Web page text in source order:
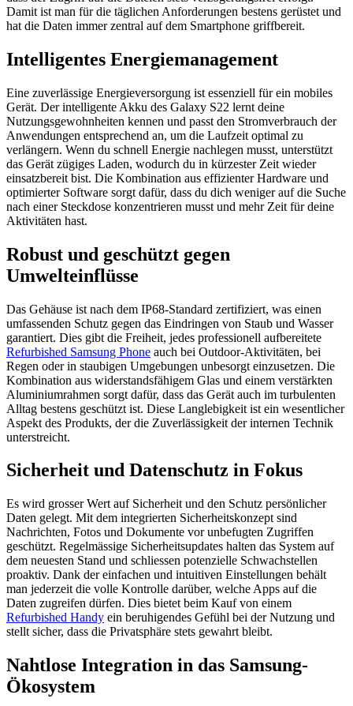
Damit ist man für die täglichen Anforderungen bestens gerüstet und
hat die Daten immer zentral auf dem Smartphone griffbereit.
Intelligentes Energiemanagement
Eine zuverlässige Energieversorgung ist essenziell für ein mobiles
Gerät. Der intelligente Akku des Galaxy S22 lernt deine
Nutzungsgewohnheiten kennen und passt den Stromverbrauch der
Anwendungen entsprechend an, um die Laufzeit optimal zu
verlängern. Wenn du schnell Energie nachlegen musst, unterstützt
das Gerät zügiges Laden, wodurch du in kürzester Zeit wieder
einsatzbereit bist. Die Kombination aus effizienter Hardware und
optimierter Software sorgt dafür, dass du dich weniger auf die Suche
nach einer Steckdose konzentrieren musst und mehr Zeit für deine
Aktivitäten hast.
Robust und geschützt gegen
Umwelteinflüsse
Das Gehäuse ist nach dem IP68-Standard zertifiziert, was einen
umfassenden Schutz gegen das Eindringen von Staub und Wasser
garantiert. Dies gibt die Freiheit, jedes professionell aufbereitete
Refurbished Samsung Phone auch bei Outdoor-Aktivitäten, bei
Regen oder in staubigen Umgebungen unbesorgt einzusetzen. Die
Kombination aus widerstandsfähigem Glas und einem verstärkten
Aluminiumrahmen sorgt dafür, dass das Gerät auch im turbulenten
Alltag bestens geschützt ist. Diese Langlebigkeit ist ein wesentlicher
Aspekt des Produkts, der die Zuverlässigkeit der internen Technik
unterstreicht.
Sicherheit und Datenschutz in Fokus
Es wird grosser Wert auf Sicherheit und den Schutz persönlicher
Daten gelegt. Mit dem integrierten Sicherheitskonzept sind
Nachrichten, Fotos und Dokumente vor unbefugten Zugriffen
geschützt. Regelmässige Sicherheitsupdates halten das System auf
dem neuesten Stand und schliessen potenzielle Schwachstellen
proaktiv. Dank der einfachen und intuitiven Einstellungen behält
man jederzeit die volle Kontrolle darüber, welche Apps auf die
Daten zugreifen dürfen. Dies bietet beim Kauf von einem
Refurbished Handy ein beruhigendes Gefühl bei der Nutzung und
stellt sicher, dass die Privatsphäre stets gewahrt bleibt.
Nahtlose Integration in das Samsung-
Ökosystem